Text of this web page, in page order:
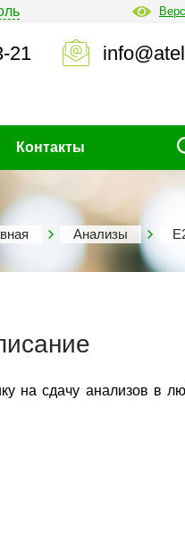
21
Контакты
Анализы
на сдачу анализов в